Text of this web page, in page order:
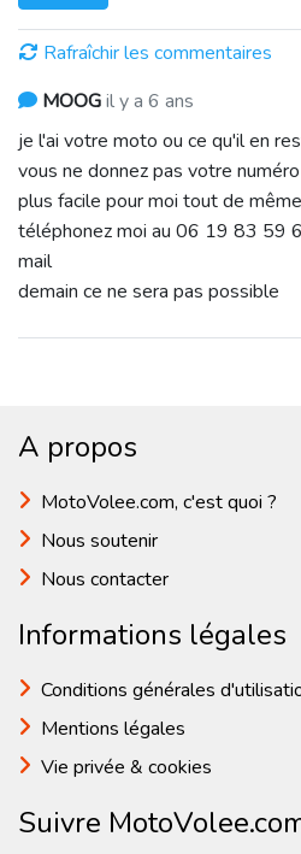
Rafraîchir les commentaires
MOOGil y a 6 ans
je l'ai votre moto ou ce qu'il en
vous ne donnez pas votre
plus facile pour moi tout de
téléphonez moi au 06 19 83 59
mail
demain ce ne sera pas possible
A propos
MotoVolee.com, c'est quoi ?
Nous soutenir
Nous contacter
Informations légales
Conditions générales
Mentions légales
Vie privée & cookies
Suivre